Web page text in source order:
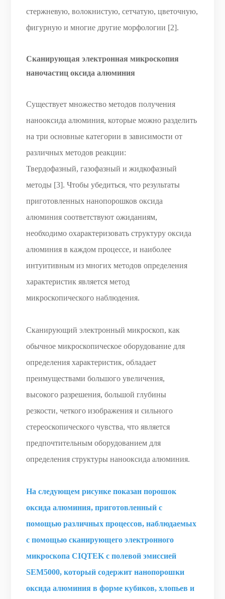
стержневую, волокнистую, сетчатую, цветочную,
фигурную и многие другие морфологии [2].
Сканирующая электронная микроскопия
наночастиц оксида алюминия
Существует множество методов получения
нанооксида алюминия, которые можно разделить
на три основные категории в зависимости от
различных методов реакции:
Твердофазный, газофазный и жидкофазный
методы [3]. Чтобы убедиться, что результаты
приготовленных нанопорошков оксида
алюминия соответствуют ожиданиям,
необходимо охарактеризовать структуру оксида
алюминия в каждом процессе, и наиболее
интуитивным из многих методов определения
характеристик является метод
микроскопического наблюдения.
Сканирующий электронный микроскоп, как
обычное микроскопическое оборудование для
определения характеристик, обладает
преимуществами большого увеличения,
высокого разрешения, большой глубины
резкости, четкого изображения и сильного
стереоскопического чувства, что является
предпочтительным оборудованием для
определения структуры нанооксида алюминия.
На следующем рисунке показан порошок
оксида алюминия, приготовленный с
помощью различных процессов, наблюдаемых
с помощью сканирующего электронного
микроскопа CIQTEK с полевой эмиссией
SEM5000, который содержит нанопорошки
оксида алюминия в форме кубиков, хлопьев и